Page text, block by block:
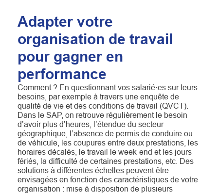
Adapter votre
organisation de travail
pour gagner en
performance
Comment ? En questionnant vos salarié·es sur leurs
besoins, par exemple à travers une enquête de
qualité de vie et des conditions de travail (QVCT).
Dans le SAP, on retrouve régulièrement le besoin
d’avoir plus d’heures, l’étendue du secteur
géographique, l’absence de permis de conduire ou
de véhicule, les coupures entre deux prestations, les
horaires décalés, le travail le week-end et les jours
fériés, la difficulté de certaines prestations, etc. Des
solutions à différentes échelles peuvent être
envisagées en fonction des caractéristiques de votre
organisation : mise à disposition de plusieurs